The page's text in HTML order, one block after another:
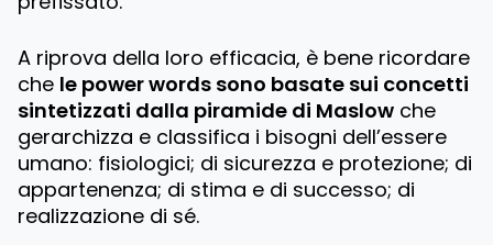
A riprova della loro efficacia, è bene ricordare
che le power words sono basate sui concetti
sintetizzati dalla piramide di Maslow che
gerarchizza e classifica i bisogni dell’essere
umano: fisiologici; di sicurezza e protezione; di
appartenenza; di stima e di successo; di
realizzazione di sé.